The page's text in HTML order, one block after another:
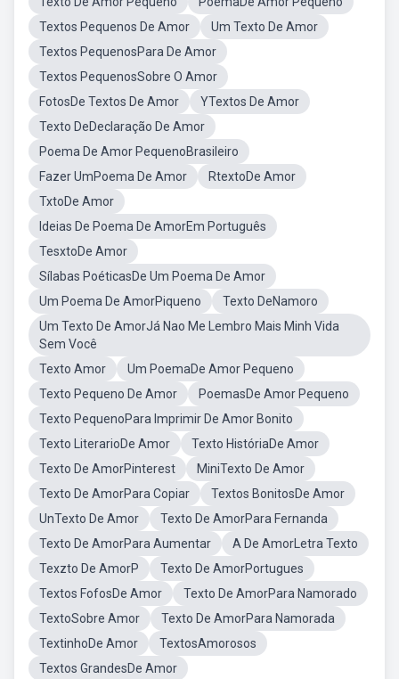
Textos Pequenos De Amor
Um Texto De Amor
Textos PequenosPara De Amor
Textos PequenosSobre O Amor
FotosDe Textos De Amor
YTextos De Amor
Texto DeDeclaração De Amor
Poema De Amor PequenoBrasileiro
Fazer UmPoema De Amor
RtextoDe Amor
TxtoDe Amor
Ideias De Poema De AmorEm Português
TesxtoDe Amor
Sílabas PoéticasDe Um Poema De Amor
Um Poema De AmorPiqueno
Texto DeNamoro
Um Texto De AmorJá Nao Me Lembro Mais Minh Vida
Sem Você
Texto Amor
Um PoemaDe Amor Pequeno
Texto Pequeno De Amor
PoemasDe Amor Pequeno
Texto PequenoPara Imprimir De Amor Bonito
Texto LiterarioDe Amor
Texto HistóriaDe Amor
Texto De AmorPinterest
MiniTexto De Amor
Texto De AmorPara Copiar
Textos BonitosDe Amor
UnTexto De Amor
Texto De AmorPara Fernanda
Texto De AmorPara Aumentar
A De AmorLetra Texto
Texzto De AmorP
Texto De AmorPortugues
Textos FofosDe Amor
Texto De AmorPara Namorado
TextoSobre Amor
Texto De AmorPara Namorada
TextinhoDe Amor
TextosAmorosos
Textos GrandesDe Amor